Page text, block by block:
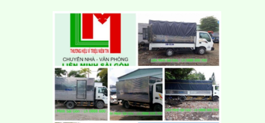
chở
hàng
tại
Biên
Hòa
Đồng
Nai